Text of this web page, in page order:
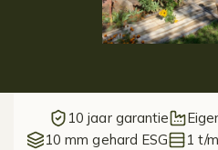
10 jaar garantie
10 mm gehard ESG
1 t/